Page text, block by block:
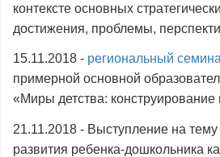
контексте основных
достижения, проблемы,
15.11.2018 - региональный
примерной основной
«Миры детства:
21.11.2018 - Выступление на
развития ребенка-дошкольника